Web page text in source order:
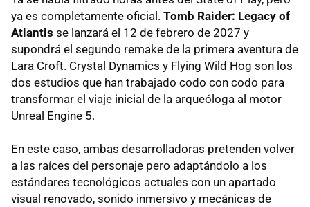
ya es completamente oficial. Tomb Raider: Legacy of
Atlantis se lanzará el 12 de febrero de 2027 y
supondrá el segundo remake de la primera aventura de
Lara Croft. Crystal Dynamics y Flying Wild Hog son los
dos estudios que han trabajado codo con codo para
transformar el viaje inicial de la arqueóloga al motor
Unreal Engine 5.
En este caso, ambas desarrolladoras pretenden volver
a las raíces del personaje pero adaptándolo a los
estándares tecnológicos actuales con un apartado
visual renovado, sonido inmersivo y mecánicas de